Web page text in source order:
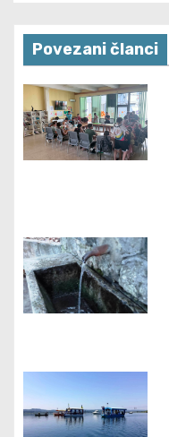
n
a
v
i
a
t
i
n
Povezani članci